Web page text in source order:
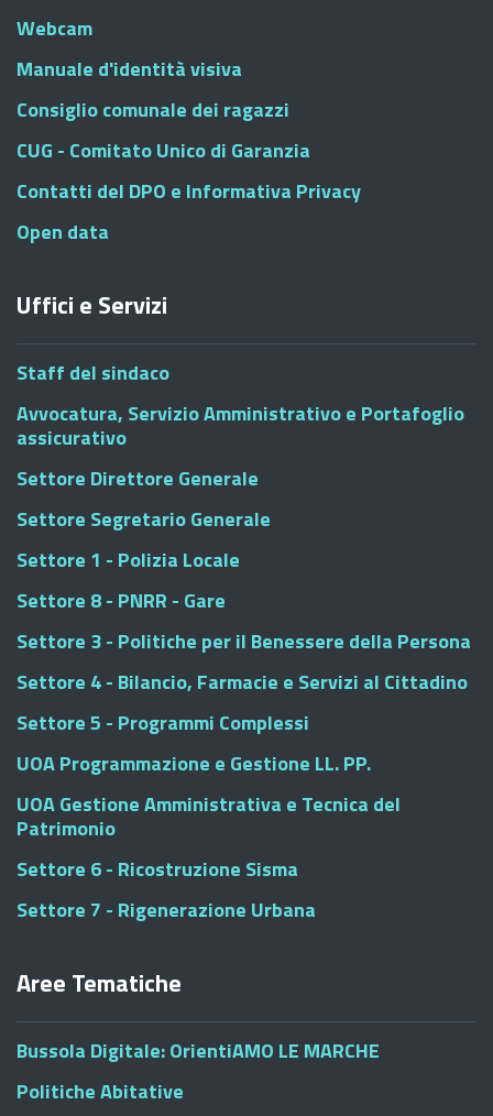
Webcam
Manuale d'identità visiva
Consiglio comunale dei ragazzi
CUG - Comitato Unico di Garanzia
Contatti del DPO e Informativa Privacy
Open data
Uffici e Servizi
Staff del sindaco
Avvocatura, Servizio Amministrativo e Portafoglio
assicurativo
Settore Direttore Generale
Settore Segretario Generale
Settore 1 - Polizia Locale
Settore 8 - PNRR - Gare
Settore 3 - Politiche per il Benessere della Persona
Settore 4 - Bilancio, Farmacie e Servizi al Cittadino
Settore 5 - Programmi Complessi
UOA Programmazione e Gestione LL. PP.
UOA Gestione Amministrativa e Tecnica del
Patrimonio
Settore 6 - Ricostruzione Sisma
Settore 7 - Rigenerazione Urbana
Aree Tematiche
Bussola Digitale: OrientiAMO LE MARCHE
Politiche Abitative